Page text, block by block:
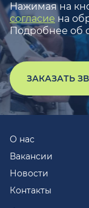
Нажимая на
согласие на
Подробнее об
ЗАКАЗАТЬ
О нас
Вакансии
Новости
Контакты